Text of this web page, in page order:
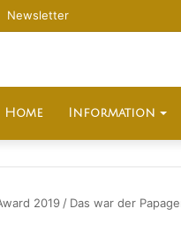
Newsletter
Home Information
2019 / Das war der